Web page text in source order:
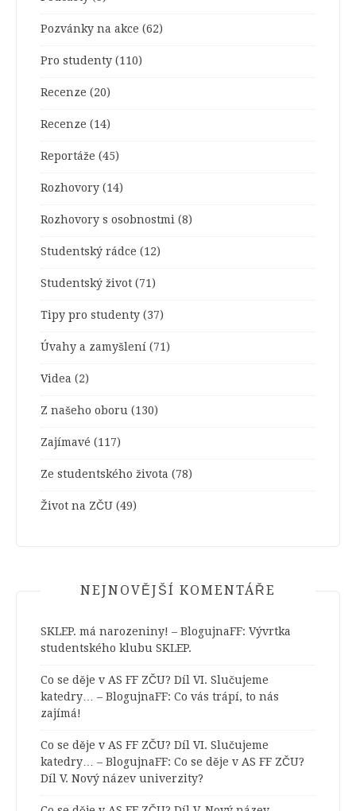
Pozvánky na akce (62)
Pro studenty (110)
Recenze (20)
Recenze (14)
Reportáže (45)
Rozhovory (14)
Rozhovory s osobnostmi (8)
Studentský rádce (12)
Studentský život (71)
Tipy pro studenty (37)
Úvahy a zamyšlení (71)
Videa (2)
Z našeho oboru (130)
Zajímavé (117)
Ze studentského života (78)
Život na ZČU (49)
NEJNOVĚJŠÍ KOMENTÁŘE
SKLEP. má narozeniny! – BlogujnaFF: Vývrtka
studentského klubu SKLEP.
Co se děje v AS FF ZČU? Díl VI. Slučujeme
katedry… – BlogujnaFF: Co vás trápí, to nás
zajímá!
Co se děje v AS FF ZČU? Díl VI. Slučujeme
katedry… – BlogujnaFF: Co se děje v AS FF ZČU?
Díl V. Nový název univerzity?